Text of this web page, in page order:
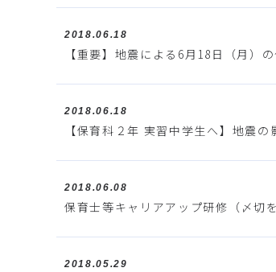
2018.06.18
【重要】地震による6月18日（月）
2018.06.18
【保育科２年 実習中学生へ】地震
2018.06.08
保育士等キャリアアップ研修（〆切
2018.05.29